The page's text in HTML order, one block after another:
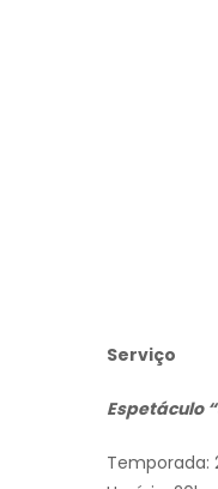
Serviço
Espetáculo
Temporada: